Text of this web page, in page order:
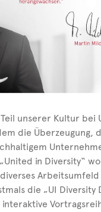
unserer Kultur bei
die Überzeugung,
in Diversity“
die „UI Diversity